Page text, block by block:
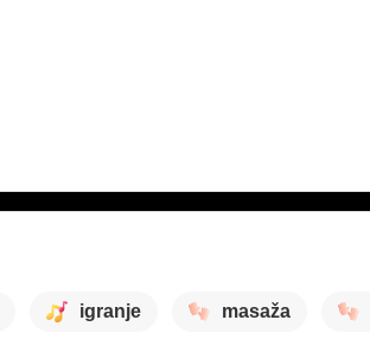
igranje masaža